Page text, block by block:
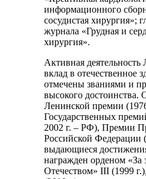
информационного
сосудистая хирургия»;
журнала «Грудная и
хирургия».
Активная
вклад в отечественное
отмечены званиями и
высокого достоинства.
Ленинской премии
Государственных
2002 г. – РФ), Премии
Российской Федерации
выдающиеся
награжден орденом «За
Отечеством» III (1999